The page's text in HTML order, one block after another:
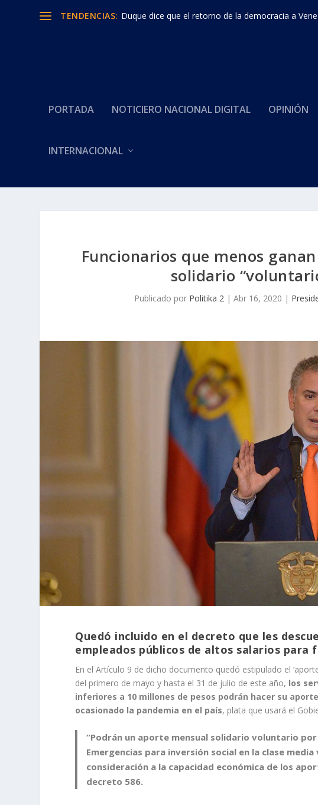
TENDENCIAS: Duque dice que el retorno de la democracia a
PORTADA NOTICIERO NACIONAL DIGITAL OPINIÓN
INTERNACIONAL
Funcionarios que menos
solidario
Publicado por Politika 2| Abr 16, 2020 |
Quedó incluido en el decreto que les
empleados públicos de altos salarios para
En el Artículo 9 de dicho documento quedó estipulado el
del primero de mayo y hasta el 31 de julio de este año, los
inferiores a 10 millones de pesos podrán hacer su
ocasionado la pandemia en el país, plata que usará el
“Podrán un aporte mensual solidario voluntario
Emergencias para inversión social en la clase
consideración a la capacidad económica de los
decreto 586.